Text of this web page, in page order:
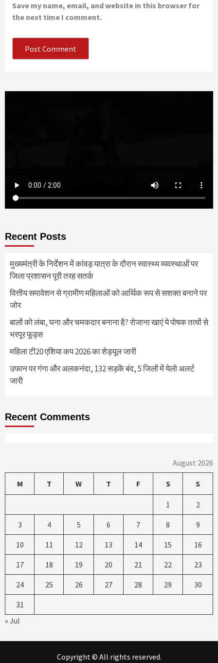
Save my name, email, and website in this browser for
the next time I comment.
Recent Posts
मुख्यमंत्री के निर्देशन में कांवड़ यात्रा के दौरान स्वास्थ्य व्यवस्थाओं पर
जिला प्रशासन पूरी तरह सतर्क
वित्तीय समावेशन से ग्रामीण महिलाओं को आर्थिक रूप से सशक्त बनाने पर
जोर
बालों को लंबा, घना और चमकदार बनाना है? रोजाना खाएं ये पोषक तत्वों से
भरपूर फूड्स
महिला टी20 एशिया कप 2026 का शेड्यूल जारी
उफान पर गंगा और अलकनंदा, 132 सड़कें बंद, 5 जिलों में येलो अलर्ट
जारी
Recent Comments
August 2026
M T W T F S S
1 2
3 4 5 6 7 8 9
10 11 12 13 14 15 16
17 18 19 20 21 22 23
24 25 26 27 28 29 30
31
« Jul
Copyright © All rights reserved.